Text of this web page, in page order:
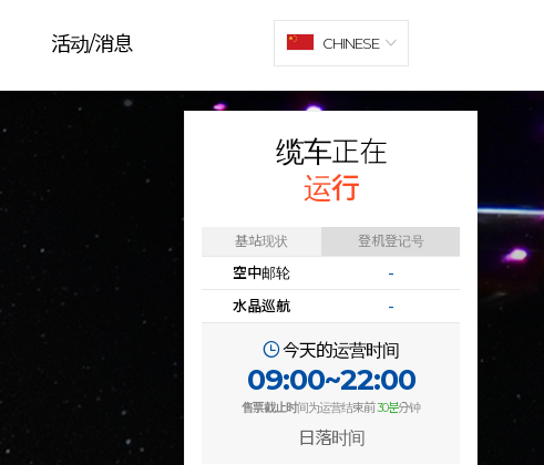
缆车正在
运行
基站现状 登机登记号
空中邮轮
-
水晶巡航
-
今天的运营时间
09:00~22:00
售票截止时间为运营结束前30분分钟
日落时间
活动/消息 CHINESE